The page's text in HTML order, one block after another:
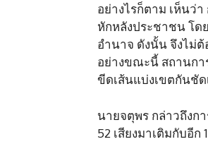
อย่างไรก็ตาม เห็นว่
หักหลังประชาชน โด
อำนาจ ดังนั้น จึงไม่
อย่างขณะนี้ สถานกา
ขีดเส้นแบ่งเขตกันชั
นายจตุพร กล่าวถึงก
52 เสียงมาเติมกับอี